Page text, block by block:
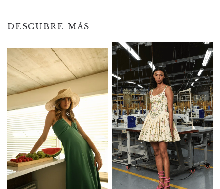
DESCUBRE MÁS